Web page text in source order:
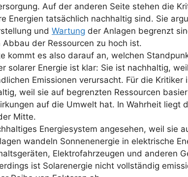
Auf der anderen Seite stehen die
Energien tatsächlich nachhaltig sind. Sie
und Wartung der Anlagen begrenzt
der Ressourcen zu hoch ist.
kommt es also darauf an, welchen
solarer Energie ist klar: Sie ist nachhaltig,
Emissionen verursacht. Für die Kritiker
weil sie auf begrenzten Ressourcen
auf die Umwelt hat. In Wahrheit liegt
Mitte.
Energiesystem angesehen, weil sie
wandeln Sonnenenergie in elektrische
Elektrofahrzeugen und anderen
ist Solarenergie nicht vollständig